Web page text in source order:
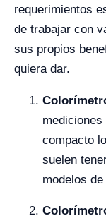
requerimientos
de trabajar con
sus propios
quiera dar.
compacto
suelen
modelos